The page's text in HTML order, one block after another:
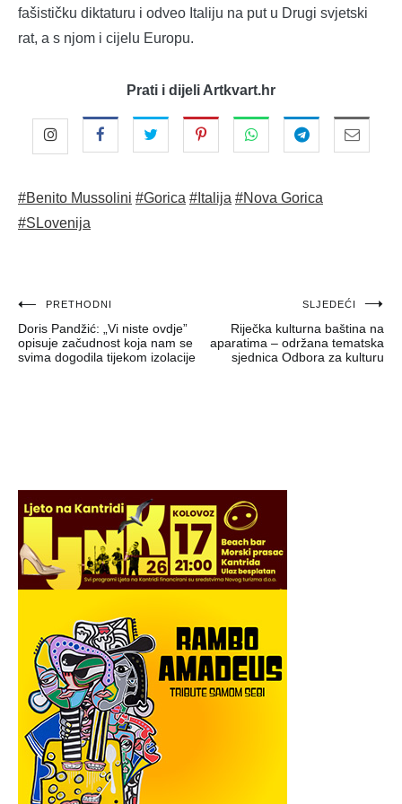
fašističku diktaturu i odveo Italiju na put u Drugi svjetski
rat, a s njom i cijelu Europu.
Prati i dijeli Artkvart.hr
#Benito Mussolini #Gorica #Italija #Nova Gorica
#SLovenija
Navigacija
objava
PRETHODNI
Doris Pandžić: „Vi niste ovdje”
opisuje začudnost koja nam se
svima dogodila tijekom izolacije
SLJEDEĆI
Riječka kulturna baština na
aparatima – održana tematska
sjednica Odbora za kulturu